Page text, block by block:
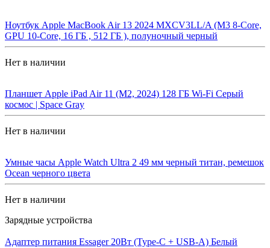
Ноутбук Apple MacBook Air 13 2024 MXCV3LL/A (M3 8-Core,
GPU 10-Core, 16 ГБ , 512 ГБ ), полуночный черный
Нет в наличии
Планшет Apple iPad Air 11 (M2, 2024) 128 ГБ Wi-Fi Cерый
космос | Space Gray
Нет в наличии
Умные часы Apple Watch Ultra 2 49 мм черный титан, ремешок
Ocean черного цвета
Нет в наличии
Зарядные устройства
Адаптер питания Essager 20Вт (Type-C + USB-A) Белый